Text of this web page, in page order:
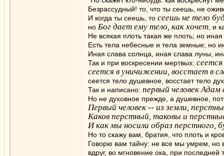
Безрассудный! то, что ты сеешь, не
И когда ты сеешь, то сеешь не тело
но Бог дает ему тело, как хочет , и
Не всякая плоть такая же плоть; но
Есть тела небесные и тела земные; но
Иная слава солнца, иная слава луны,
Так и при воскресении мертвых:
сеется в уничижении, восстает в
сеется тело душевное, восстает тело
Так и написано: первый человек
Но не духовное прежде, а душевное,
Первый человек -- из земли,
Каков перстный, таковы и
И как мы носили образ перстного,
Но то скажу вам, братия, что плоть и
Говорю вам тайну: не все мы умрем, но
вдруг, во мгновение ока, при